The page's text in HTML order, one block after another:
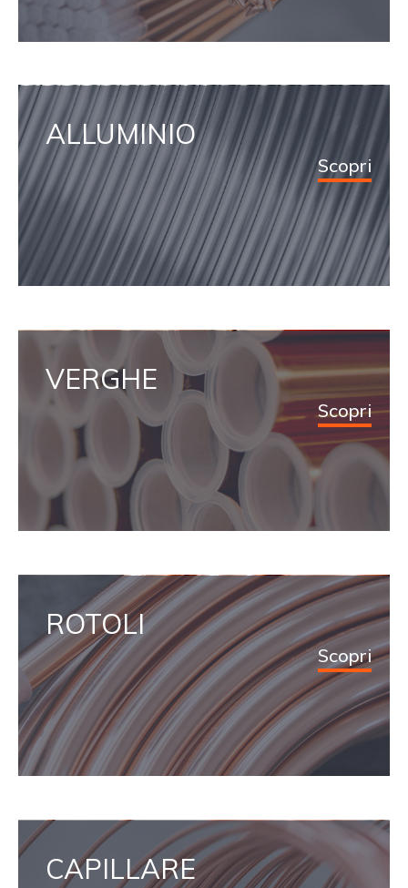
ALLUMINIO
Scopri
VERGHE
Scopri
ROTOLI
Scopri
CAPILLARE